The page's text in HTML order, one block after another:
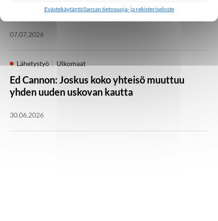
EvästekäytäntöSansan tietosuoja- ja rekisteriseloste
Millainen kristillinen some toimii Aasiassa?
07.07.2026
Lähetystyö Ulkomaat
Ed Cannon: Joskus koko yhteisö muuttuu
yhden uuden uskovan kautta
30.06.2026